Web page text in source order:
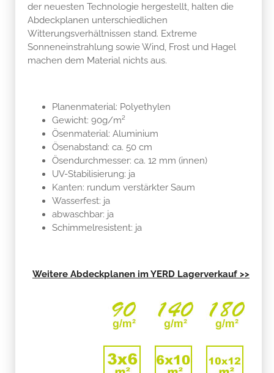
der neuesten Technologie hergestellt, halten die
Abdeckplanen unterschiedlichen
Witterungsverhältnissen stand. Extreme
Sonneneinstrahlung sowie Wind, Frost und Hagel
machen dem Material nichts aus.
Planenmaterial: Polyethylen
Gewicht: 90g/m²
Ösenmaterial: Aluminium
Ösenabstand: ca. 50 cm
Ösendurchmesser: ca. 12 mm (innen)
UV-Stabilisierung: ja
Kanten: rundum verstärkter Saum
Wasserfest: ja
abwaschbar: ja
Schimmelresistent: ja
Weitere Abdeckplanen im YERD Lagerverkauf >>